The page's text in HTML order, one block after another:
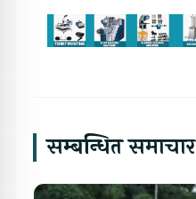
सम्बन्धित समाचार